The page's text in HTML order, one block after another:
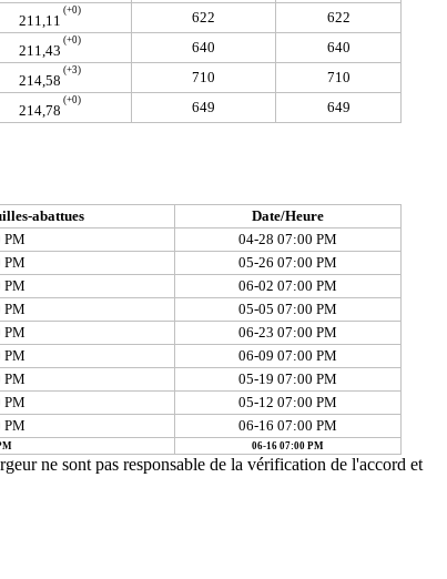
211,11
(+0) 622
622
211,43
(+0) 640
640
214,58
(+3) 710
710
214,78
(+0) 649 649
abattues
Date/Heure
PM
04-28 07:00 PM
PM
05-26 07:00 PM
PM
06-02 07:00 PM
PM
05-05 07:00 PM
PM
06-23 07:00 PM
PM
06-09 07:00 PM
PM
05-19 07:00 PM
PM
05-12 07:00 PM
PM 06-16 07:00 PM
06-16 07:00 PM
ne sont pas responsable de la vérification de l'accord et